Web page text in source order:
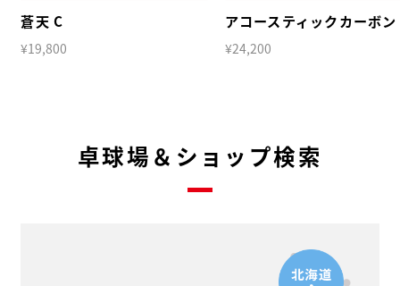
蒼天 C
¥19,800
アコースティックカーボン
¥24,200
卓球場＆ショップ検索